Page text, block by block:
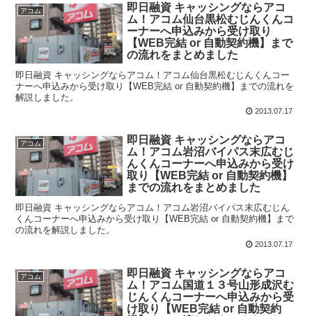
アコム
即日融資 キャッシングならアコ
ム！アコム仙台黒松むじんくんコ
ーナーへ申込みから受け取り
【WEB完結 or 自動契約機】まで
の流れをまとめました
即日融資 キャッシングならアコム！アコム仙台黒松むじんくんコー
ナーへ申込みから受け取り【WEB完結 or 自動契約機】までの流れを
解説しました。
2013.07.17
アコム
即日融資 キャッシングならアコ
ム！アコム岩沼バイパス末広むじ
んくんコーナーへ申込みから受け
取り【WEB完結 or 自動契約機】
までの流れをまとめました
即日融資 キャッシングならアコム！アコム岩沼バイパス末広むじん
くんコーナーへ申込みから受け取り【WEB完結 or 自動契約機】まで
の流れを解説しました。
2013.07.17
アコム
即日融資 キャッシングならアコ
ム！アコム国道１３号山形成沢む
じんくんコーナーへ申込みから受
け取り【WEB完結 or 自動契約